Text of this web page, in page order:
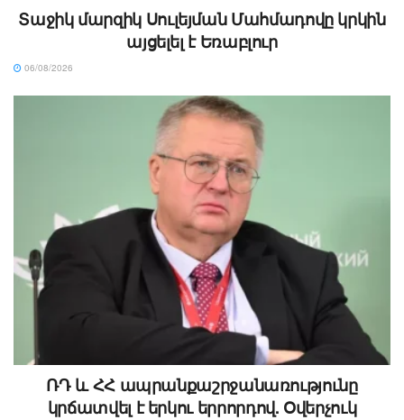
Տաջիկ մարզիկ Սուլեյման Մահմադովը կրկին
այցելել է Եռաբլուր
06/08/2026
ՌԴ և ՀՀ ապրանքաշրջանառությունը
կրճատվել է երկու երրորդով. Օվերչուկ